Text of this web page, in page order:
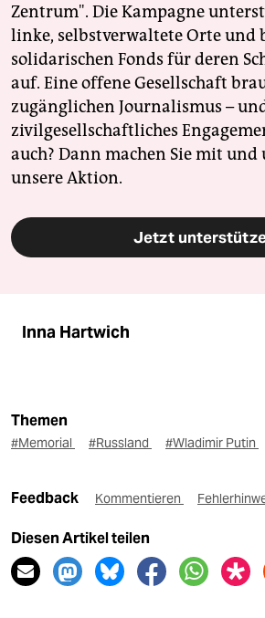
Zentrum". Die Kampagne
linke, selbstverwaltete Orte und
solidarischen Fonds für deren
auf. Eine offene Gesellschaft
zugänglichen Journalismus –
zivilgesellschaftliches
auch? Dann machen Sie mit und
unsere Aktion.
Jetzt
Inna Hartwich
Themen
#Memorial #Russland #Wladimir Putin
Feedback Kommentieren
Diesen Artikel teilen